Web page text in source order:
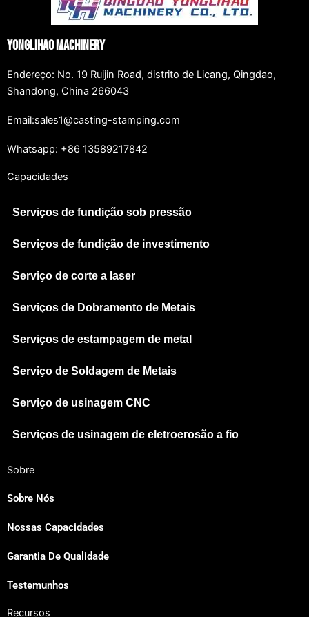
Yonglihao Machinery
Endereço: No. 19 Ruijin Road, distrito de Licang, Qingdao,
Shandong, China 266043
Email:sales1@casting-stamping.com
Whatsapp: +86 13589217842
Capacidades
Serviços de fundição sob pressão
Serviços de fundição de investimento
Serviço de corte a laser
Serviços de Dobramento de Metais
Serviços de estampagem de metal
Serviço de Soldagem de Metais
Serviço de usinagem CNC
Serviços de usinagem de eletroerosão a fio
Sobre
Sobre Nós
Nossas Capacidades
Garantia De Qualidade
Testemunhos
Recursos